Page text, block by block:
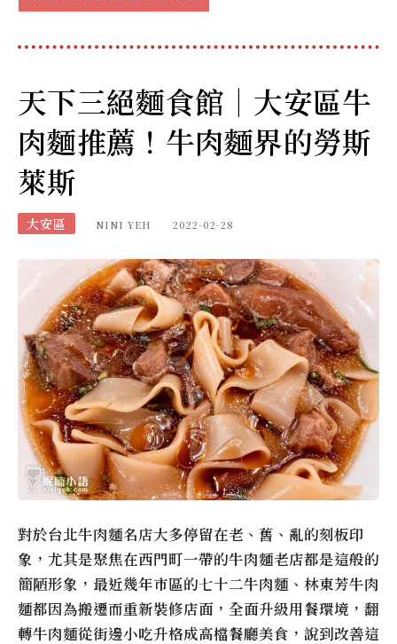
天下三絕麵食館｜大安區牛
肉麵推薦！牛肉麵界的勞斯
萊斯
大安區 NINI YEH 2022-02-28
對於台北牛肉麵名店大多停留在老、舊、亂的刻板印
象，尤其是聚焦在西門町一帶的牛肉麵老店都是這般的
簡陋形象，最近幾年市區的七十二牛肉麵、林東芳牛肉
麵都因為搬遷而重新裝修店面，全面升級用餐環境，翻
轉牛肉麵從街邊小吃升格成高檔餐廳美食，說到改善這